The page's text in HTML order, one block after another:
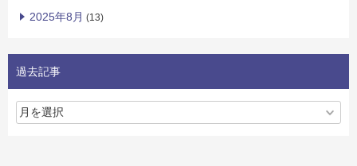
2025年8月 (13)
過去記事